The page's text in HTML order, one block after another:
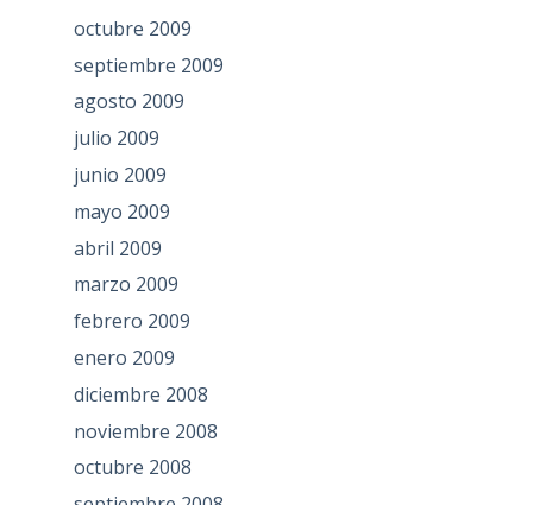
octubre 2009
septiembre 2009
agosto 2009
julio 2009
junio 2009
mayo 2009
abril 2009
marzo 2009
febrero 2009
enero 2009
diciembre 2008
noviembre 2008
octubre 2008